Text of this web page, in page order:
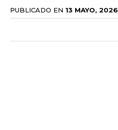
PUBLICADO EN 13 MAYO, 2026